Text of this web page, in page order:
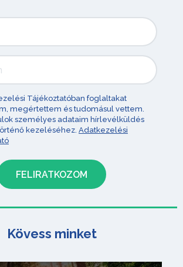
Tájékoztatóban foglaltakat
megértettem és tudomásul vettem.
személyes adataim hírlevélküldés
kezeléséhez. Adatkezelési
Kövess minket